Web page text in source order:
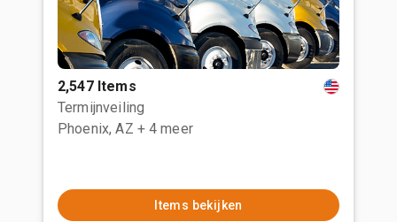
2,547 Items
Termijnveiling
Phoenix, AZ + 4 meer
Items bekijken